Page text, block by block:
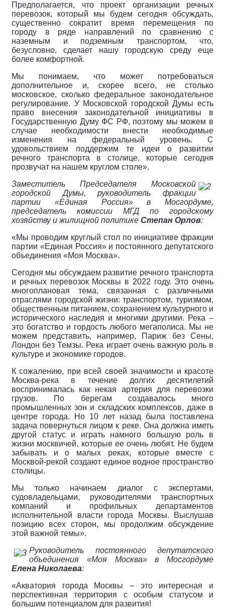
Предполагается, что проект организации речных
перевозок, который мы будем сегодня обсуждать,
существенно сократит время перемещения по
городу в ряде направлений по сравнению с
наземным и подземным транспортом, что,
безусловно, сделает нашу городскую среду еще
более комфортной.
Мы понимаем, что может потребоваться
дополнительное и, скорее всего, не столько
московское, сколько федеральное законодательное
регулирование. У Московской городской Думы есть
право внесения законодательной инициативы в
Государственную Думу ФС РФ, поэтому мы можем в
случае необходимости внести необходимые
изменения на федеральный уровень. С
удовольствием поддержим те идеи о развитии
речного транспорта в столице, которые сегодня
прозвучат на нашем круглом столе».
Заместитель Председателя Московской
городской Думы, руководитель фракции
партии «Единая Россия» в Мосгордуме,
председатель комиссии МГД по городскому
хозяйству и жилищной политике Степан Орлов:
«Мы проводим круглый стол по инициативе фракции
партии «Единая Россия» и постоянного депутатского
объединения «Моя Москва».
Сегодня мы обсуждаем развитие речного транспорта
и речных перевозок Москвы в 2022 году. Это очень
многоплановая тема, связанная с различными
отраслями городской жизни: транспортом, туризмом,
общественным питанием, сохранением культурного и
исторического наследия и многими другими. Река –
это богатство и гордость любого мегаполиса. Мы не
можем представить, например, Париж без Сены,
Лондон без Темзы. Река играет очень важную роль в
культуре и экономике городов.
К сожалению, при всей своей значимости и красоте
Москва-река в течение долгих десятилетий
воспринималась как некая артерия для перевозки
грузов. По берегам создавалось много
промышленных зон и складских комплексов, даже в
центре города. Но 10 лет назад была поставлена
задача повернуться лицом к реке. Она должна иметь
другой статус и играть намного большую роль в
жизни москвичей, которые ее очень любят. Не будем
забывать и о малых реках, которые вместе с
Москвой-рекой создают единое водное пространство
столицы.
Мы только начинаем диалог с экспертами,
судовладельцами, руководителями транспортных
компаний и профильных департаментов
исполнительной власти города Москвы. Выслушав
позицию всех сторон, мы продолжим обсуждение
этой важной темы».
Руководитель постоянного депутатского
объединения «Моя Москва» в Мосгордуме
Елена Николаева:
«Акватория города Москвы – это интересная и
перспективная территория с особым статусом и
большим потенциалом для развития!